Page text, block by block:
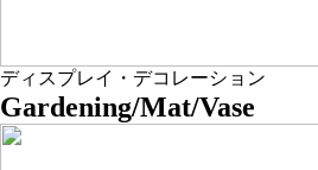
ディスプレイ・デコレーション
Gardening/Mat/Vase